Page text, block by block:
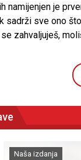
namijenjen je
sadrži sve ono
zahvaljuješ,
Naša izdanja